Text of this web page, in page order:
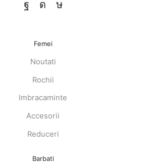
Facebook
Instagram
Tik-
Femei
Noutati
Rochii
Imbracaminte
Accesorii
Reduceri
Barbati